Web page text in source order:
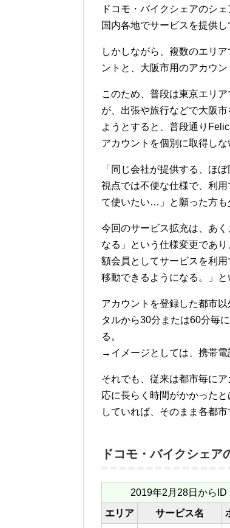
ドコモ・バイクシェアのシ
国内各地でサービスを提供し
しかしながら、複数のエリ
ントと、大阪市用のアカウ
このため、普段は東京エリ
が、出張や旅行などで大阪
ようとすると、普段通り
アカウントを個別に取得し
「同じ会社が提供する、ほ
視点では不便な仕様で、利
て使いたい…」と願った方も
今回のサービス拡充は、あ
なる」という仕様変更であ
額会員としてサービスを利
移動できるようになる。」と
アカウントを登録した都市
タルから30分または60分毎
る。
→イメージとしては、携帯電
それでも、従来は都市毎に
応に長らく時間がかかった
していれば、そのまま各都
ドコモ・バイクシェ
2019年2月28日から
エリア
サービス名